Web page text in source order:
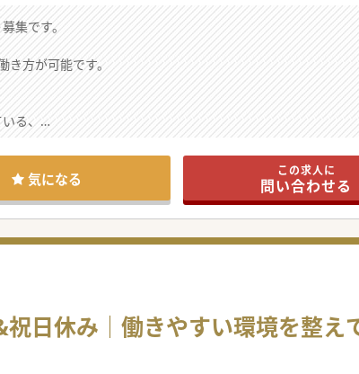
集です。
き方が可能です。
る、
スの提供など
お気軽にお問い合わせください！
気になる この求人に
問い合わせる
日休み｜働きやすい環境を整え